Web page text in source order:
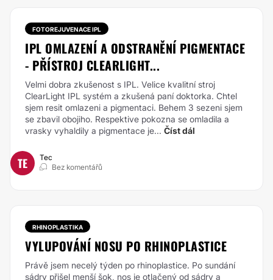
FOTOREJUVENACE IPL
IPL OMLAZENÍ A ODSTRANĚNÍ PIGMENTACE
- PŘÍSTROJ CLEARLIGHT...
Velmi dobra zkušenost s IPL. Velice kvalitní stroj
ClearLight IPL systém a zkušená paní doktorka. Chtel
sjem resit omlazeni a pigmentaci. Behem 3 sezeni sjem
se zbavil obojiho. Respektive pokozna se omladila a
vrasky vyhaldily a pigmentace je... Číst dál
TE
Tec
Bez komentářů
RHINOPLASTIKA
VYLUPOVÁNÍ NOSU PO RHINOPLASTICE
Právě jsem necelý týden po rhinoplastice. Po sundání
sádry přišel menší šok, nos je otlačený od sádry a